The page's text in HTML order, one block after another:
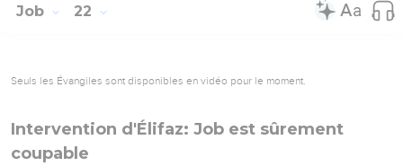
Job 22
Seuls les Évangiles sont disponibles en vidéo pour le moment.
Intervention d'Élifaz: Job est sûrement
coupable